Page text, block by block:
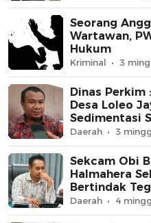
Seorang
Wartawan,
Hukum
Kriminal 3
Dinas Perkim
Desa Loleo
Sedimentasi
Daerah 3
Sekcam Obi
Halmahera
Bertindak
Daerah 4